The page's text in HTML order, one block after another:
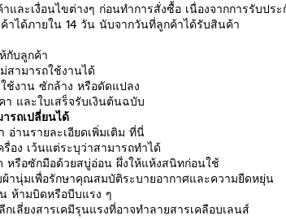
ละเงื่อนไขต่างๆ ก่อนทำการสั่งซื้อ เนื่องจากการรับปร
าได้ภายใน 14 วัน นับจากวันที่ลูกค้าได้รับสินค้า
กับลูกค้า
สามารถใช้งานได้
ช้งาน ซักล้าง หรือดัดแปลง
และใบเสร็จรับเงินต้นฉบับ
รถเปลี่ยนได้
านรายละเอียดเพิ่มเติม ที่นี่
อง เว้นแต่ระบุว่าสามารถทำได้
หรือซักมือด้วยสบู่อ่อน ผึ่งให้แห้งสนิทก่อนใช้
านุ่มเพื่อรักษาคุณสมบัติระบายอากาศและความยืดหยุ่น
ห้ามบิดหรือบีบแรง ๆ
เลี่ยงสารเคมีรุนแรงที่อาจทำลายสารเคลือบเลนส์